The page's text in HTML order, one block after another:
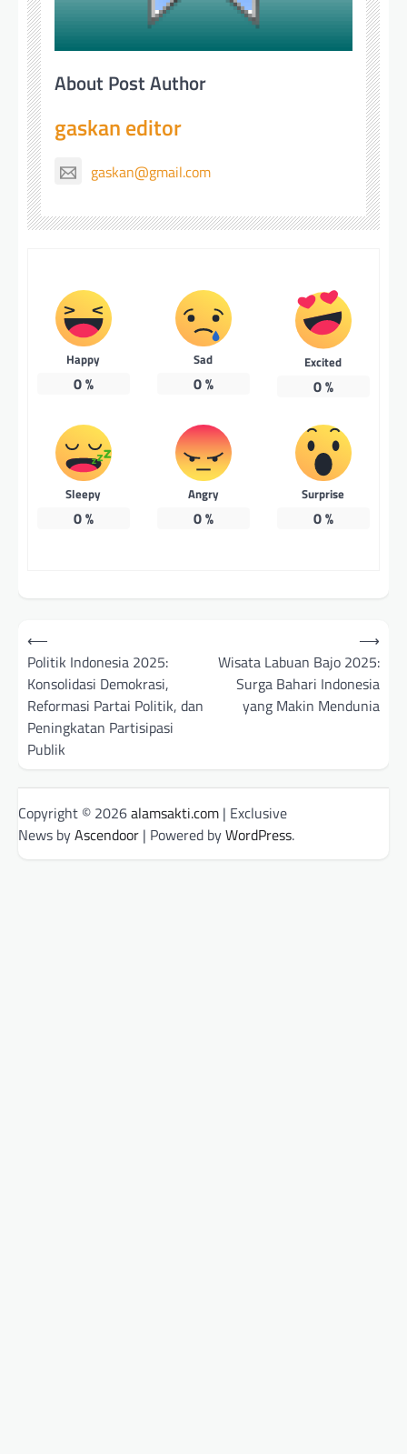
About Post Author
gaskan editor
gaskan@gmail.com
Happy
0%
Sad
0%
Excited
0%
Sleepy
0%
Angry
0%
Surprise
0%
Post
navigation
⟵
Politik Indonesia 2025:
Konsolidasi Demokrasi,
Reformasi Partai Politik, dan
Peningkatan Partisipasi
Publik
Wisata Labuan Bajo 2025:
Surga Bahari Indonesia
yang Makin Mendunia
⟶
Copyright © 2026alamsakti.com | Exclusive
News byAscendoor | Powered byWordPress.